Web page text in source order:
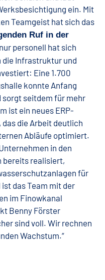
ein. Mit
Teamgeist hat sich das
Ruf in der
personell hat sich
Infrastruktur und
Eine 1.700
konnte Anfang
seitdem für mehr
ist ein neues ERP-
die Arbeit deutlich
Abläufe optimiert.
in den
bereits realisiert,
für
das Team mit der
im Finowkanal
Benny Förster
sind voll. Wir rechnen
Wachstum.“